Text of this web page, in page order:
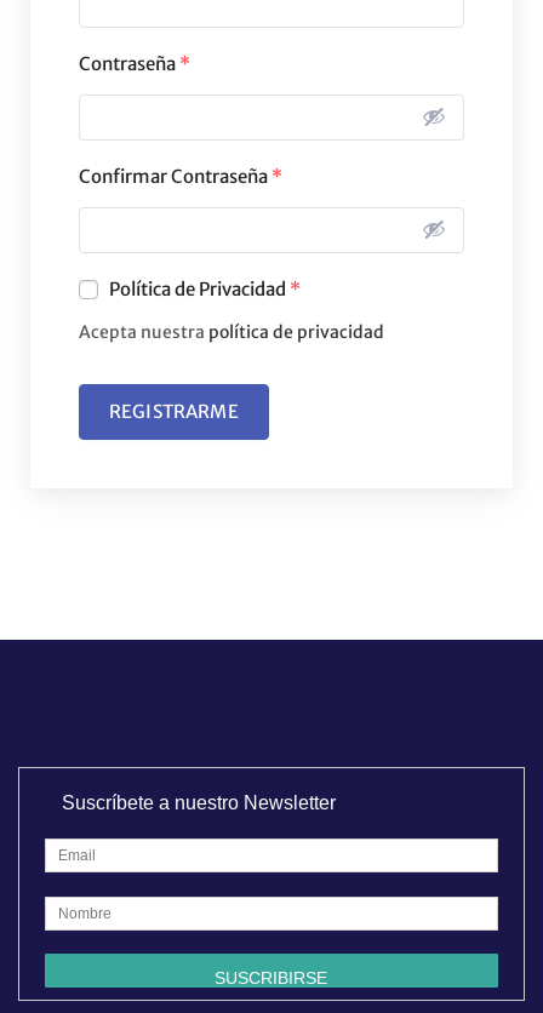
Contraseña *
Confirmar Contraseña *
Política de Privacidad *
Acepta nuestra política de privacidad
REGISTRARME
Suscríbete a nuestro Newsletter